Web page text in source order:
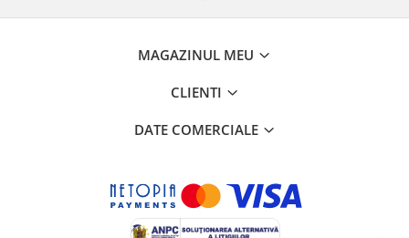
MAGAZINUL MEU
CLIENTI
DATE COMERCIALE